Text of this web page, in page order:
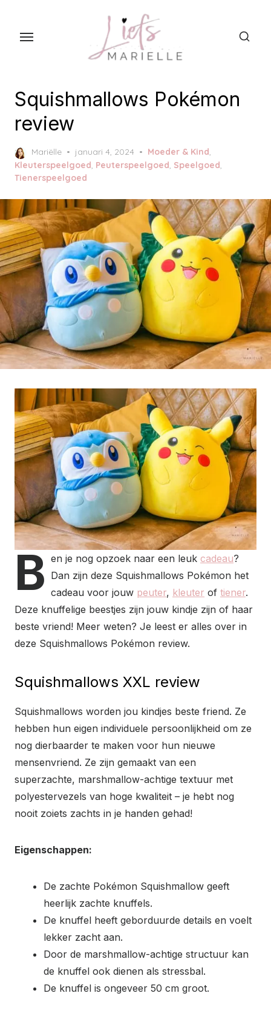
e
n
t
Squishmallows Pokémon
review
Mariëlle
P
o
s
e
d
n
januari 4, 2024 Moeder & Kind,
Kleuterspeelgoed, Peuterspeelgoed, Speelgoed,
Tienerspeelgoed
B en je nog opzoek naar een leuk cadeau?
Dan zijn deze Squishmallows Pokémon het
cadeau voor jouw peuter, kleuter of tiener.
Deze knuffelige beestjes zijn jouw kindje zijn of haar
beste vriend! Meer weten? Je leest er alles over in
deze Squishmallows Pokémon review.
Squishmallows XXL review
Squishmallows worden jou kindjes beste friend. Ze
hebben hun eigen individuele persoonlijkheid om ze
nog dierbaarder te maken voor hun nieuwe
mensenvriend. Ze zijn gemaakt van een
superzachte, marshmallow-achtige textuur met
polyestervezels van hoge kwaliteit – je hebt nog
nooit zoiets zachts in je handen gehad!
Eigenschappen:
De zachte Pokémon Squishmallow geeft
heerlijk zachte knuffels.
De knuffel heeft geborduurde details en voelt
lekker zacht aan.
Door de marshmallow-achtige structuur kan
de knuffel ook dienen als stressbal.
De knuffel is ongeveer 50 cm groot.